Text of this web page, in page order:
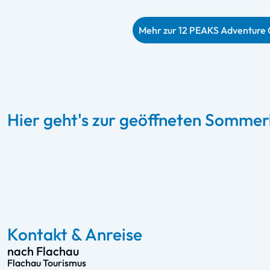
Mehr zur 12 PEAKS Adventure
Hier geht's zur geöffneten
Starjet 1 & 2 – Flachau
Kontakt & Anreise
nach Flachau
Flachau Tourismus